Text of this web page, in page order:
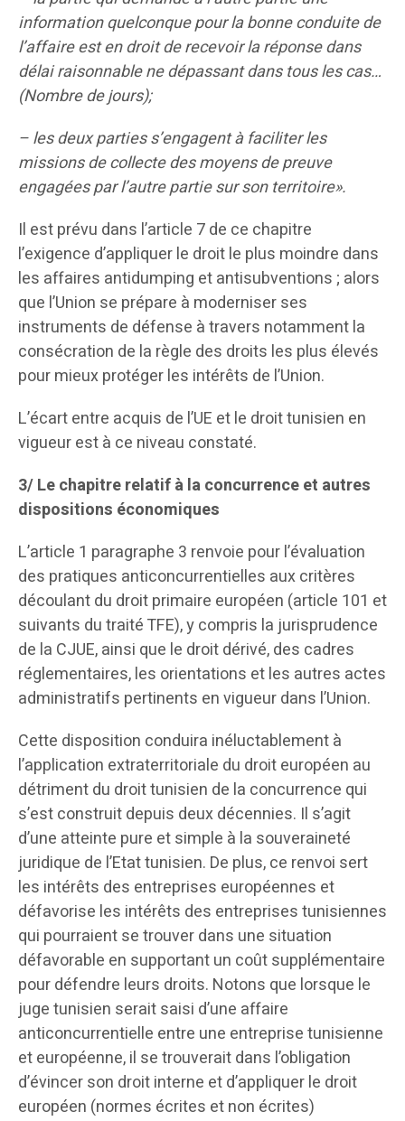
information quelconque pour la bonne conduite de
l’affaire est en droit de recevoir la réponse dans
délai raisonnable ne dépassant dans tous les cas…
(Nombre de jours);
– les deux parties s’engagent à faciliter les
missions de collecte des moyens de preuve
engagées par l’autre partie sur son territoire».
Il est prévu dans l’article 7 de ce chapitre
l’exigence d’appliquer le droit le plus moindre dans
les affaires antidumping et antisubventions ; alors
que l’Union se prépare à moderniser ses
instruments de défense à travers notamment la
consécration de la règle des droits les plus élevés
pour mieux protéger les intérêts de l’Union.
L’écart entre acquis de l’UE et le droit tunisien en
vigueur est à ce niveau constaté.
3/ Le chapitre relatif à la concurrence et autres
dispositions économiques
L’article 1 paragraphe 3 renvoie pour l’évaluation
des pratiques anticoncurrentielles aux critères
découlant du droit primaire européen (article 101 et
suivants du traité TFE), y compris la jurisprudence
de la CJUE, ainsi que le droit dérivé, des cadres
réglementaires, les orientations et les autres actes
administratifs pertinents en vigueur dans l’Union.
Cette disposition conduira inéluctablement à
l’application extraterritoriale du droit européen au
détriment du droit tunisien de la concurrence qui
s’est construit depuis deux décennies. Il s’agit
d’une atteinte pure et simple à la souveraineté
juridique de l’Etat tunisien. De plus, ce renvoi sert
les intérêts des entreprises européennes et
défavorise les intérêts des entreprises tunisiennes
qui pourraient se trouver dans une situation
défavorable en supportant un coût supplémentaire
pour défendre leurs droits. Notons que lorsque le
juge tunisien serait saisi d’une affaire
anticoncurrentielle entre une entreprise tunisienne
et européenne, il se trouverait dans l’obligation
d’évincer son droit interne et d’appliquer le droit
européen (normes écrites et non écrites)